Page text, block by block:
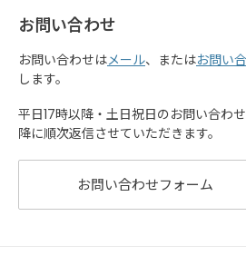
お問い合わせ
お問い合わせはメール、またはお問い
します。
平日17時以降・土日祝日のお問い合わ
降に順次返信させていただきます。
お問い合わせフォーム